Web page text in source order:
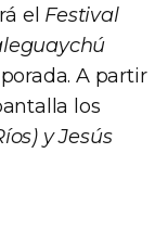
el Festival
A partir
los
y Jesús